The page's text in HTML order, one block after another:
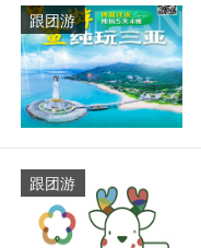
跟团游
跟团游